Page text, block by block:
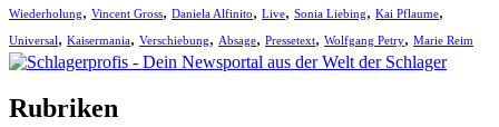
Wiederholung, Vincent Gross, Daniela Alfinito, Live, Sonia Liebing, Kai Pflaume,
Universal, Kaisermania, Verschiebung, Absage, Pressetext, Wolfgang Petry, Marie Reim
Rubriken